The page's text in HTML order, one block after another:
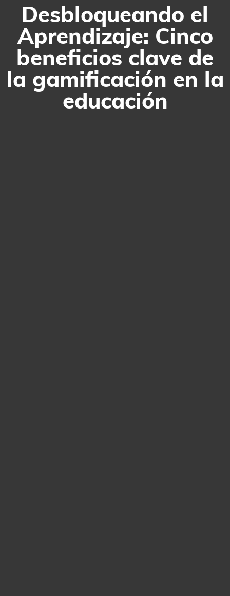
Desbloqueando el
Aprendizaje: Cinco
beneficios clave de
la gamificación en la
educación